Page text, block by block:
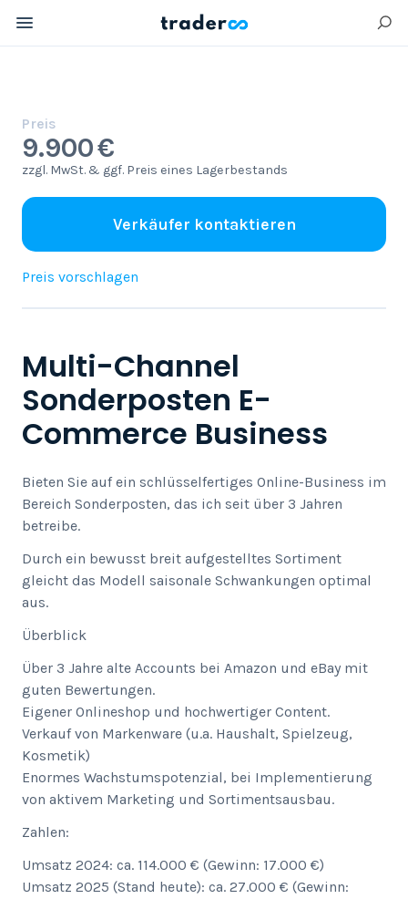
Multi-Channel
Sonderposten E-
Commerce Business
Bieten Sie auf ein schlüsselfertiges Online-Business im
Bereich Sonderposten, das ich seit über 3 Jahren
betreibe.
Durch ein bewusst breit aufgestelltes Sortiment
gleicht das Modell saisonale Schwankungen optimal
aus.
Überblick
Über 3 Jahre alte Accounts bei Amazon und eBay mit
guten Bewertungen.
Eigener Onlineshop und hochwertiger Content.
Verkauf von Markenware (u.a. Haushalt, Spielzeug,
Kosmetik)
Enormes Wachstumspotenzial, bei Implementierung
von aktivem Marketing und Sortimentsausbau.
Zahlen:
Umsatz 2024: ca. 114.000 € (Gewinn: 17.000 €)
Umsatz 2025 (Stand heute): ca. 27.000 € (Gewinn:
Preis
9.900 €
zzgl. MwSt. & ggf. Preis eines Lagerbestands
Verkäufer kontaktieren
Preis vorschlagen